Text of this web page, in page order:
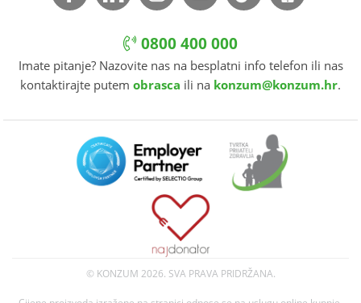
0800 400 000
Imate pitanje? Nazovite nas na besplatni info telefon ili nas
kontaktirajte putem obrasca ili na konzum@konzum.hr.
© KONZUM 2026. SVA PRAVA PRIDRŽANA.